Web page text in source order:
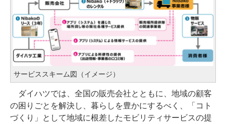
サービススキーム図（イメージ）
ダイハツでは、全国の販売会社とともに、地域の顧客
の困りごとを解決し、暮らしを豊かにするべく、「コト
づくり」として地域に根差したモビリティサービスの提